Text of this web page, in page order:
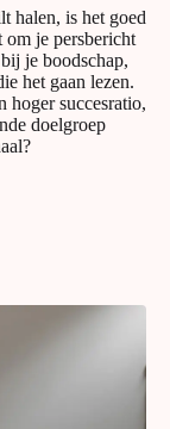
Dingen die
degelijk
halen, is het goed
je persbericht
je boodschap,
het gaan lezen.
hoger succesratio,
doelgroep